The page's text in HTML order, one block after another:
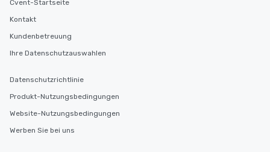
Cvent-Startseite
Kontakt
Kundenbetreuung
Ihre Datenschutzauswahlen
Datenschutzrichtlinie
Produkt-Nutzungsbedingungen
Website-Nutzungsbedingungen
Werben Sie bei uns